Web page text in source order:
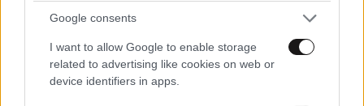
Google consents
I want to allow Google to enable storage
related to advertising like cookies on web or
device identifiers in apps.